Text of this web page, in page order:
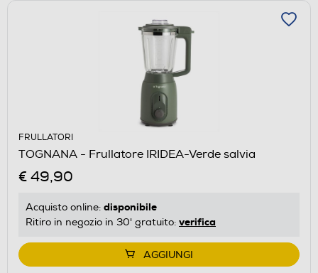
FRULLATORI
TOGNANA - Frullatore IRIDEA-Verde salvia
€ 49,90
Acquisto online: disponibile
Ritiro in negozio in 30' gratuito: verifica
AGGIUNGI